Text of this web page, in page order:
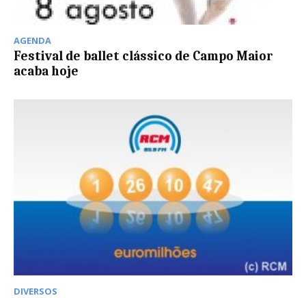
AGENDA
Festival de ballet clássico de Campo Maior
acaba hoje
DIVERSOS